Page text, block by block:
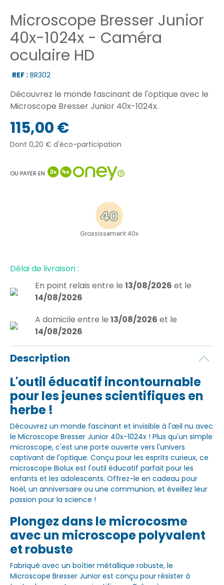
Microscope Bresser Junior
40x-1024x - Caméra
oculaire HD
REF : BR302
Découvrez le monde fascinant de l'optique avec le
Microscope Bresser Junior 40x-1024x.
115,00 €
Dont 0,20 € d'éco-participation
OU PAYER EN
Grossissement 40x
Délai de livraison :
En point relais entre le 13/08/2026 et le
14/08/2026
A domicile entre le 13/08/2026 et le
14/08/2026
Description
L'outil éducatif incontournable
pour les jeunes scientifiques en
herbe !
Découvrez un monde fascinant et invisible à l'œil nu avec
le Microscope Bresser Junior 40x-1024x ! Plus qu'un simple
microscope, c'est une porte ouverte vers l'univers
captivant de l'optique. Conçu pour les esprits curieux, ce
microscope Biolux est l'outil éducatif parfait pour les
enfants et les adolescents. Offrez-le en cadeau pour
Noël, un anniversaire ou une communion, et éveillez leur
passion pour la science !
Plongez dans le microcosme
avec un microscope polyvalent
et robuste
Fabriqué avec un boîtier métallique robuste, le
Microscope Bresser Junior est conçu pour résister à